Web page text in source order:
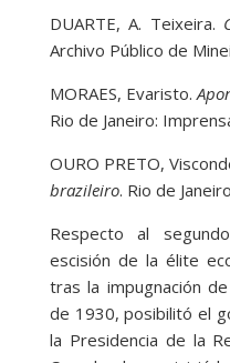
DUARTE, A. Teixeira.
Archivo Público de
MORAES, Evaristo.
Rio de Janeiro:
OURO PRETO,
brazileiro. Rio de
Respecto al
escisión de la élite
tras la impugnación
de 1930, posibilitó el
la Presidencia de la